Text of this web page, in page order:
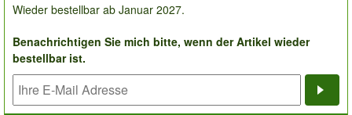
Wieder bestellbar ab Januar 2027.
Benachrichtigen Sie mich bitte, wenn der Artikel wieder
bestellbar ist.